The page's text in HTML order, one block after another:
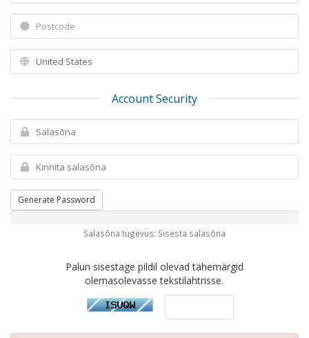
Account Security
Generate Password
Salasõna tugevus: Sisesta salasõna
Palun sisestage pildil olevad tähemärgid
olemasolevasse tekstilahtrisse.